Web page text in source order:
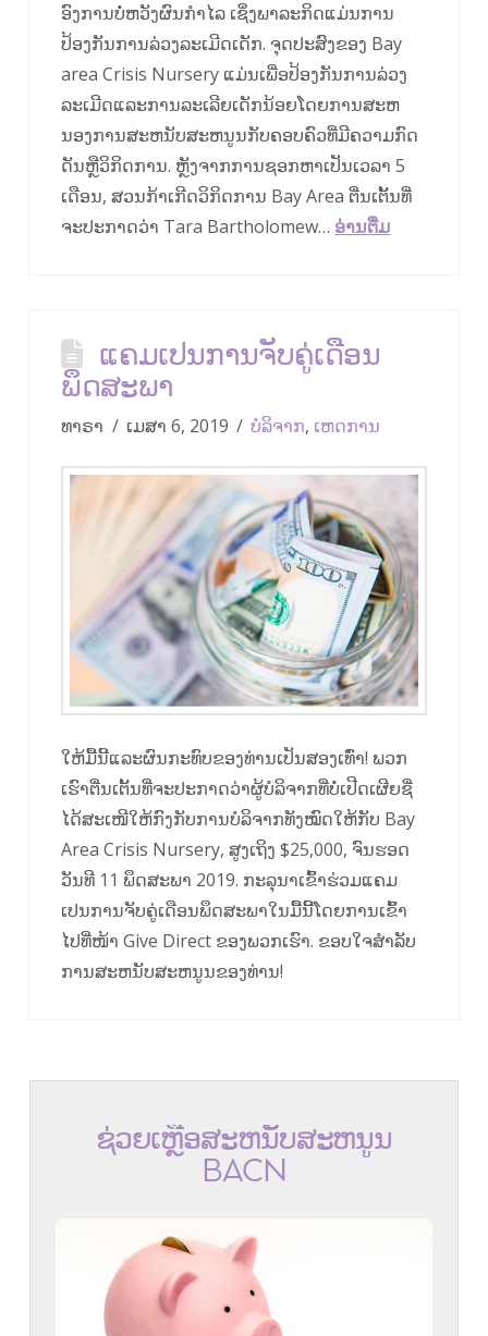
ອົງການບໍ່ຫວັງຜົນກຳໄລ ເຊິ່ງພາລະກິດແມ່ນການ
ປ້ອງກັນການລ່ວງລະເມີດເດັກ. ຈຸດ​ປະ​ສົງ​ຂອງ Bay
area Crisis Nursery ແມ່ນ​ເພື່ອ​ປ້ອງ​ກັນ​ການ​ລ່ວງ​
ລະ​ເມີດ​ແລະ​ການ​ລະ​ເລີຍ​ເດັກ​ນ້ອຍ​ໂດຍ​ການ​ສະ​ຫ
ນອງ​ການ​ສະ​ຫນັບ​ສະ​ຫນູນ​ກັບ​ຄອບ​ຄົວ​ທີ່​ມີ​ຄວາມ​ກົດ​
ດັນ​ຫຼື​ວິ​ກິດ​ການ​. ຫຼັງ​ຈາກ​ການ​ຊອກ​ຫາ​ເປັນ​ເວ​ລາ 5
ເດືອນ, ສວນ​ກ້າ​ເກີດ​ວິ​ກິດ​ການ Bay Area ຕື່ນ​ເຕັ້ນ​ທີ່​
ຈະ​ປະ​ກາດ​ວ່າ Tara Bartholomew… ອ່ານ​ຕື່ມ
ແຄມເປນການຈັບຄູ່ເດືອນ
ພຶດສະພາ
ທາຣາ ເມສາ 6, 2019 ບໍ​ລິ​ຈາກ, ເຫດການ
ໃຫ້ມື້ນີ້ແລະຜົນກະທົບຂອງທ່ານເປັນສອງເທົ່າ! ພວກ
ເຮົາຕື່ນເຕັ້ນທີ່ຈະປະກາດວ່າຜູ້ບໍລິຈາກທີ່ບໍ່ເປີດເຜີຍຊື່
ໄດ້ສະເໜີໃຫ້ກົງກັບການບໍລິຈາກທັງໝົດໃຫ້ກັບ Bay
Area Crisis Nursery, ສູງເຖິງ $25,000, ຈົນຮອດ
ວັນທີ 11 ພຶດສະພາ 2019. ກະລຸນາເຂົ້າຮ່ວມແຄມ
ເປນການຈັບຄູ່ເດືອນພຶດສະພາໃນມື້ນີ້ໂດຍການເຂົ້າ
ໄປທີ່ໜ້າ Give Direct ຂອງພວກເຮົາ. ຂອບໃຈສໍາລັບ
ການສະຫນັບສະຫນູນຂອງທ່ານ!
ຊ່ວຍ​ເຫຼືອ​ສະ​ຫນັບ​ສະ​ຫນູນ
BACN​